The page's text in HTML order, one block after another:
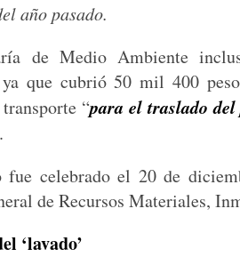
año pasado.
de Medio Ambiente
ya que cubrió 50 mil 400
“para el traslado
fue celebrado el 20 de
de Recursos Materiales,
‘lavado’